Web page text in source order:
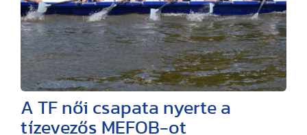
A TF női csapata nyerte a
tízevezős MEFOB-ot